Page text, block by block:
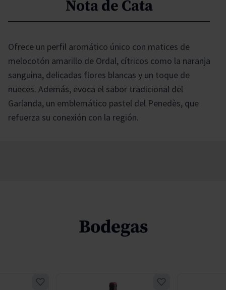
Nota de Cata
Ofrece un perfil aromático único con matices de
melocotón amarillo de Ordal, cítricos como la naranja
sanguina, delicadas flores blancas y un toque de
nueces. Además, evoca el sabor tradicional del
Garlanda, un emblemático pastel del Penedès, que
refuerza su conexión con la región.
Bodegas